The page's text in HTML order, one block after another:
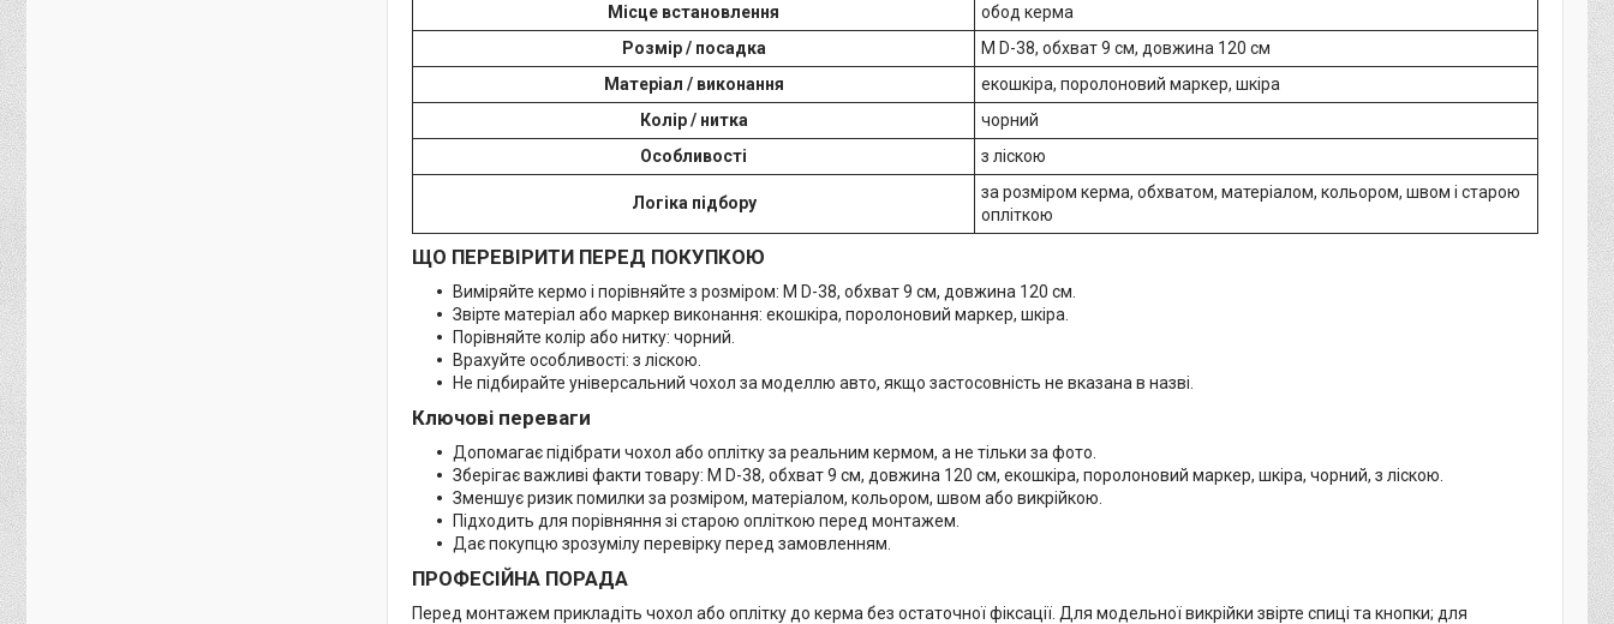
Місце встановлення
обод керма
Розмір / посадка
М D-38, обхват 9 см, довжина 120 см
Матеріал / виконання
екошкіра, поролоновий маркер, шкіра
Колір / нитка
чорний
Особливості
з ліскою
Логіка підбору
за розміром керма, обхватом, матеріалом, кольором, швом і старою
опліткою
ЩО ПЕРЕВІРИТИ ПЕРЕД ПОКУПКОЮ
Виміряйте кермо і порівняйте з розміром: М D-38, обхват 9 см, довжина 120 см.
Звірте матеріал або маркер виконання: екошкіра, поролоновий маркер, шкіра.
Порівняйте колір або нитку: чорний.
Врахуйте особливості: з ліскою.
Не підбирайте універсальний чохол за моделлю авто, якщо застосовність не вказана в назві.
Ключові переваги
Допомагає підібрати чохол або оплітку за реальним кермом, а не тільки за фото.
Зберігає важливі факти товару: М D-38, обхват 9 см, довжина 120 см, екошкіра, поролоновий маркер, шкіра, чорний, з ліскою.
Зменшує ризик помилки за розміром, матеріалом, кольором, швом або викрійкою.
Підходить для порівняння зі старою опліткою перед монтажем.
Дає покупцю зрозумілу перевірку перед замовленням.
ПРОФЕСІЙНА ПОРАДА
Перед монтажем прикладіть чохол або оплітку до керма без остаточної фіксації. Для модельної викрійки звірте спиці та кнопки; для